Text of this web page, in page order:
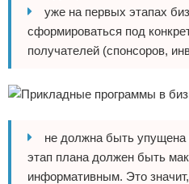
уже на первых этапах
сформироваться под
получателей (спонсоров,
не должна быть
этап плана должен быть
информативным. Это